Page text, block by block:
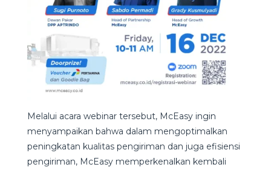
Melalui acara webinar tersebut, McEasy ingin
menyampaikan bahwa dalam mengoptimalkan
peningkatan kualitas pengiriman dan juga efisiensi
pengiriman, McEasy memperkenalkan kembali